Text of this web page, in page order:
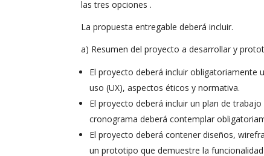
las tres opciones .
La propuesta entregable deberá incluir.
a) Resumen del proyecto a desarrollar y
El proyecto deberá incluir obligatoriamente
uso (UX), aspectos éticos y normativa.
El proyecto deberá incluir un plan de
cronograma deberá contemplar
El proyecto deberá contener diseños,
un prototipo que demuestre la